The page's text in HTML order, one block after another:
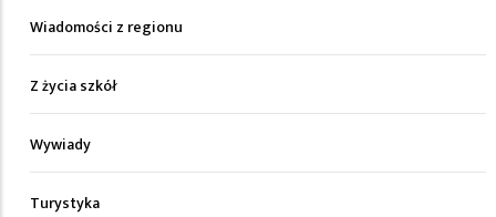
Wiadomości z regionu
Z życia szkół
Wywiady
Turystyka